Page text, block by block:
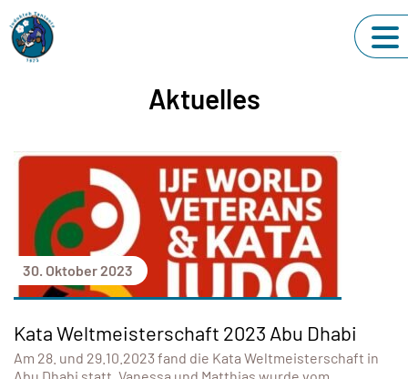
Aktuelles
30. Oktober 2023
Kata Weltmeisterschaft 2023 Abu Dhabi
Am 28. und 29.10.2023 fand die Kata Weltmeisterschaft in